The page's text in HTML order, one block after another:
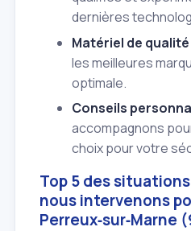
dernières
Matériel de
les meilleures
optimale.
Conseils
accompagnons
choix pour votre
Top 5 des
nous intervenons
Perreux‑sur‑Marne